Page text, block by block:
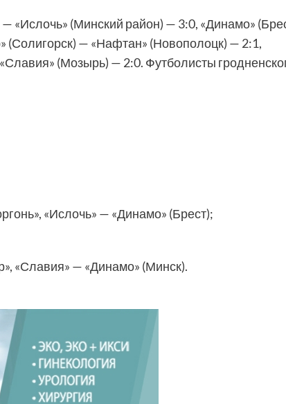
«Ислочь» (Минский район) — 3:0, «Динамо»
— «Нафтан» (Новополоцк) — 2:1,
(Мозырь) — 2:0. Футболисты
«Ислочь» — «Динамо» (Брест);
«Славия» — «Динамо» (Минск).